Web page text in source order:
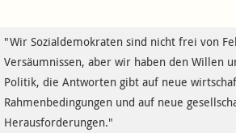
"Wir Sozialdemokraten sind nicht frei von
Versäumnissen, aber wir haben den Willen
Politik, die Antworten gibt auf neue
Rahmenbedingungen und auf neue
Herausforderungen."